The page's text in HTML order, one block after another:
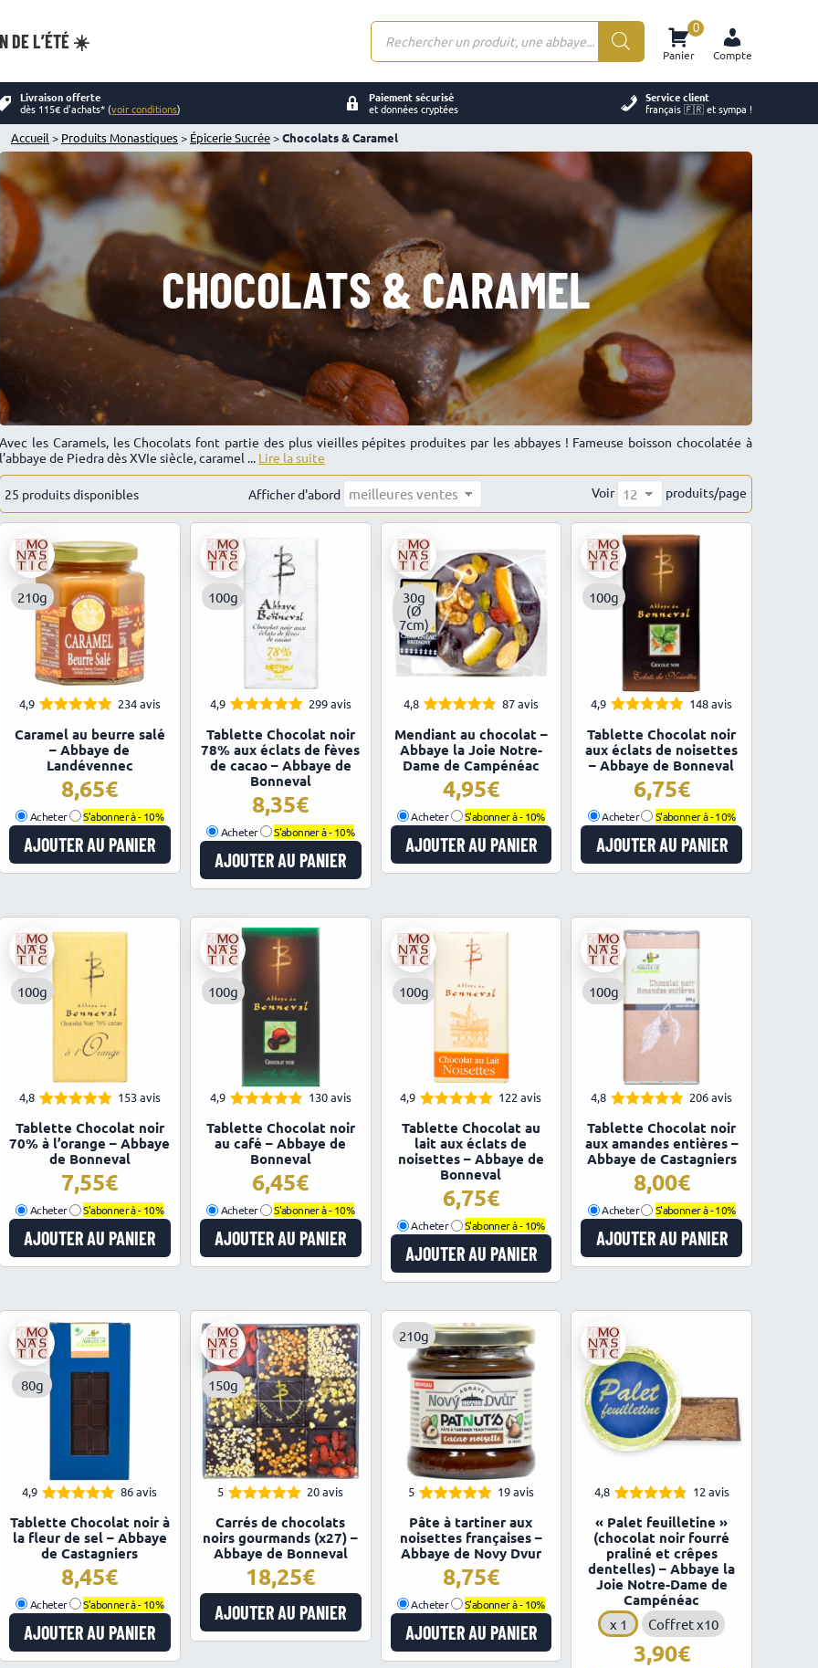
DE L’ÉTÉ ☀️ Recherche
produits
Panier
0
Compte
Livraison offerte
dès 115€ d'achats* (voir conditions)
Paiement sécurisé
et données cryptées
Service client
français 🇫🇷 et sympa !
Accueil > Produits Monastiques> Épicerie Sucrée>Chocolats & Caramel
CHOCOLATS & CARAMEL
Avec les Caramels, les Chocolats font partie des plus vieilles pépites produites par les abbayes ! Fameuse boisson chocolatée à
l’abbaye de Piedra dès XVIe siècle, caramel ... Lire la suite
25 produits disponibles
par
Afficher d'abord Voir produits/page
210g
4,9
Note 4.92
sur 5
234 avis
Caramel au beurre salé
– Abbaye de
Landévennec
8,65
Acheter S'abonner à -10%
AJOUTER AU PANIER
100g
4,9
4.91
sur 5
299 avis
Tablette Chocolat noir
78% aux éclats de fèves
de cacao – Abbaye de
Bonneval
8,35
Acheter S'abonner à -10%
AJOUTER AU PANIER
30g
(Ø
7cm)
4,8
Note 4.80
sur 5
87 avis
Mendiant au chocolat –
Abbaye la Joie Notre-
Dame de Campénéac
4,95
Acheter S'abonner à -10%
AJOUTER AU PANIER
100g
4,9
4.87
sur 5
148 avis
Tablette Chocolat noir
aux éclats de noisettes
– Abbaye de Bonneval
6,75
Acheter S'abonner à -10%
AJOUTER AU PANIER
100g
4,8
4.83
sur 5
153 avis
Tablette Chocolat noir
70% à l’orange – Abbaye
de Bonneval
7,55
Acheter S'abonner à -10%
AJOUTER AU PANIER
100g
4,9
4.85
sur 5
130 avis
Tablette Chocolat noir
au café – Abbaye de
Bonneval
6,45
Acheter S'abonner à -10%
AJOUTER AU PANIER
100g
4,9
Note 4.87
sur 5
122 avis
Tablette Chocolat au
lait aux éclats de
noisettes – Abbaye de
Bonneval
6,75
Acheter S'abonner à -10%
AJOUTER AU PANIER
100g
4,8
4.82
sur 5
206 avis
Tablette Chocolat noir
aux amandes entières –
Abbaye de Castagniers
8,00
Acheter S'abonner à -10%
AJOUTER AU PANIER
80g
4,9
Note4.91
sur 5
86 avis
Tablette Chocolat noir à
la fleur de sel – Abbaye
de Castagniers
8,45
Acheter S'abonner à -10%
AJOUTER AU PANIER
150g
5
Note4.95
sur 5
20 avis
Carrés de chocolats
noirs gourmands (x27) –
Abbaye de Bonneval
18,25
AJOUTER AU PANIER
210g
5
Note 5.00
sur 5
19 avis
Pâte à tartiner aux
noisettes françaises –
Abbaye de Novy Dvur
8,75
Acheter S'abonner à -10%
AJOUTER AU PANIER
4,8
Note4.75
sur 5
12 avis
« Palet feuilletine »
(chocolat noir fourré
praliné et crêpes
dentelles) – Abbaye la
Joie Notre-Dame de
Campénéac
x 1 Coffret x10
3,90